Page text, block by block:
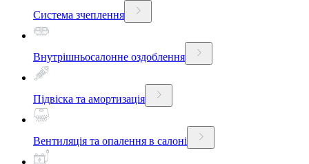
Система зчеплення
Внутрішньосалонне оздоблення
Підвіска та амортизація
Вентиляція та опалення в салоні